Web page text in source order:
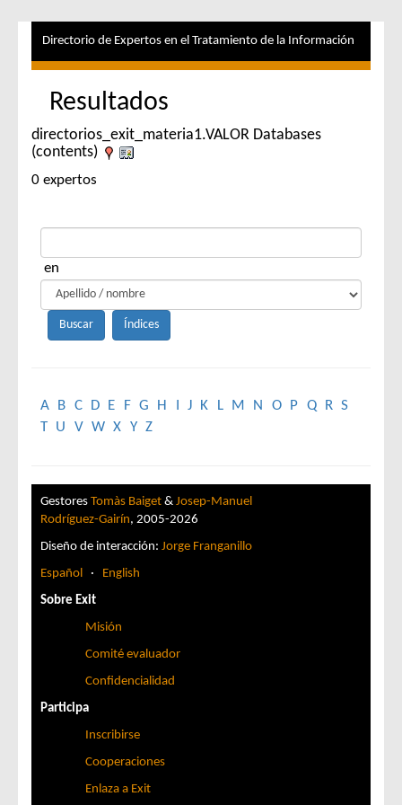
Directorio de Expertos en el Tratamiento de la Información
Resultados
directorios_exit_materia1.VALOR Databases
(contents)
0 expertos
en
A B C D E F G H J K L M N O P Q R S
T U V W X Y Z
Gestores Tomàs Baiget & Josep-Manuel
Rodríguez-Gairín, 2005-2026
Diseño de interacción: Jorge Franganillo
Español · English
Sobre Exit
Misión
Comité evaluador
Confidencialidad
Participa
Inscribirse
Cooperaciones
Enlaza a Exit